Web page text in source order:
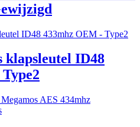
klapsleutel ID48